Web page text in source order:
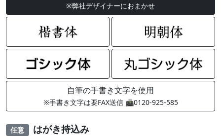
※弊社デザイナーにおまかせ
自筆の手書き文字を使用
※手書き文字は要FAX送信 📠0120-925-585
任意 はがき持込み